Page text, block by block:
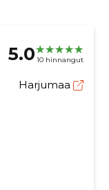
5.0 10 hinnangut
Harjumaa